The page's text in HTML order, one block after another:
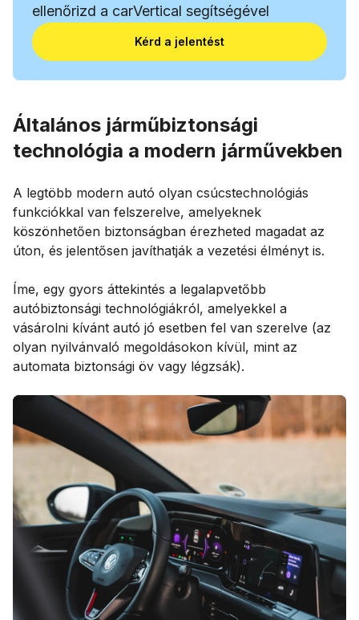
ellenőrizd a carVertical segítségével
Kérd a jelentést
Általános járműbiztonsági
technológia a modern járművekben
A legtöbb modern autó olyan csúcstechnológiás
funkciókkal van felszerelve, amelyeknek
köszönhetően biztonságban érezheted magadat az
úton, és jelentősen javíthatják a vezetési élményt is.
Íme, egy gyors áttekintés a legalapvetőbb
autóbiztonsági technológiákról, amelyekkel a
vásárolni kívánt autó jó esetben fel van szerelve (az
olyan nyilvánvaló megoldásokon kívül, mint az
automata biztonsági öv vagy légzsák).